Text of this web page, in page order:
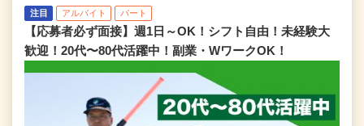
注目 アルバイト パート
【応募者必ず面接】週1日～OK！シフト自由！未経験大
歓迎！20代〜80代活躍中！副業・WワークOK！